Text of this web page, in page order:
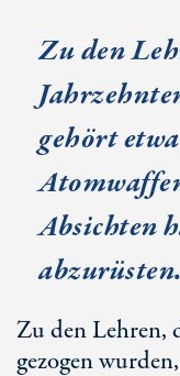
Zu den
gehört
Absichten
abzurüsten.
Zu den Lehren,
gezogen